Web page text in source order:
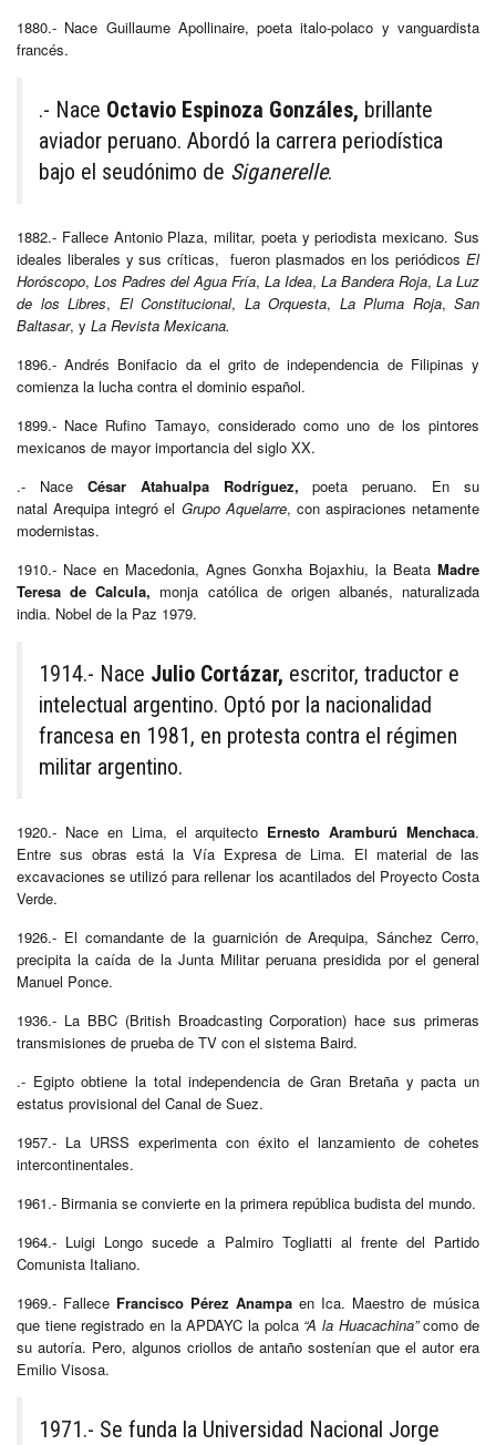
1880.- Nace Guillaume Apollinaire, poeta italo-polaco y vanguardista
francés.
.- Nace Octavio Espinoza Gonzáles, brillante
aviador peruano. Abordó la carrera periodística
bajo el seudónimo de Siganerelle.
1882.- Fallece Antonio Plaza, militar, poeta y periodista mexicano. Sus
ideales liberales y sus críticas, fueron plasmados en los periódicos El
Horóscopo, Los Padres del Agua Fría, La Idea, La Bandera Roja, La Luz
de los Libres, El Constitucional, La Orquesta, La Pluma Roja, San
Baltasar, y La Revista Mexicana.
1896.- Andrés Bonifacio da el grito de independencia de Filipinas y
comienza la lucha contra el dominio español.
1899.- Nace Rufino Tamayo, considerado como uno de los pintores
mexicanos de mayor importancia del siglo XX.
.- Nace César Atahualpa Rodríguez, poeta peruano. En su
natal Arequipa integró el Grupo Aquelarre, con aspiraciones netamente
modernistas.
1910.- Nace en Macedonia, Agnes Gonxha Bojaxhiu, la Beata Madre
Teresa de Calcula, monja católica de origen albanés, naturalizada
india. Nobel de la Paz 1979.
1914.- Nace Julio Cortázar, escritor, traductor e
intelectual argentino. Optó por la nacionalidad
francesa en 1981, en protesta contra el régimen
militar argentino.​
1920.- Nace en Lima, el arquitecto Ernesto Aramburú Menchaca.
Entre sus obras está la Vía Expresa de Lima. El material de las
excavaciones se utilizó para rellenar los acantilados del Proyecto Costa
Verde.
1926.- El comandante de la guarnición de Arequipa, Sánchez Cerro,
precipita la caída de la Junta Militar peruana presidida por el general
Manuel Ponce.
1936.- La BBC (British Broadcasting Corporation) hace sus primeras
transmisiones de prueba de TV con el sistema Baird.
.- Egipto obtiene la total independencia de Gran Bretaña y pacta un
estatus provisional del Canal de Suez.
1957.- La URSS experimenta con éxito el lanzamiento de cohetes
intercontinentales.
1961.- Birmania se convierte en la primera república budista del mundo.
1964.- Luigi Longo sucede a Palmiro Togliatti al frente del Partido
Comunista Italiano.
1969.- Fallece Francisco Pérez Anampa en Ica. Maestro de música
que tiene registrado en la APDAYC la polca “A la Huacachina”como de
su autoría. Pero, algunos criollos de antaño sostenían que el autor era
Emilio Visosa.
1971.- Se funda la Universidad Nacional Jorge